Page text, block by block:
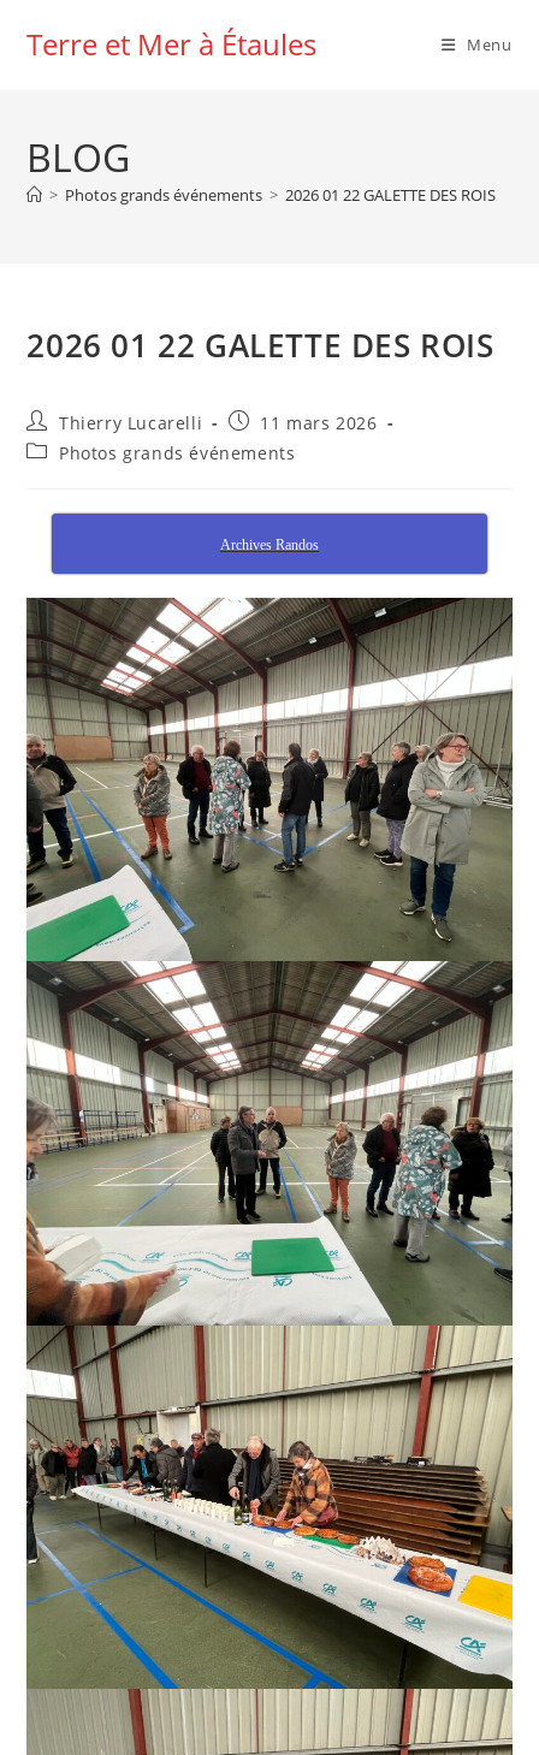
Terre et Mer à Étaules Menu
BLOG
> Photos grands événements > 2026 01 22 GALETTE DES ROIS
2026 01 22 GALETTE DES ROIS
Auteur/autrice
de
la
Thierry Lucarelli
Publication
publiée :
11 mars 2026
PostPhotos grands événements
Archives Randos